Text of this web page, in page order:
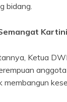
bidang.
Kartini
Ketua
membangun